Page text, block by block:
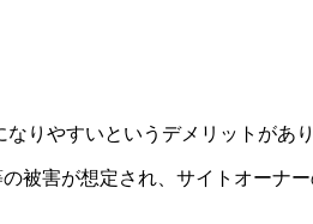
りやすいというデメリットがあり
害が想定され、サイトオーナ